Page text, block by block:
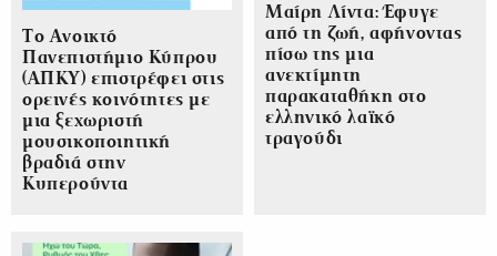
Το Ανοικτό
Πανεπιστήμιο Κύπρου
(ΑΠΚΥ) επιστρέφει στις
ορεινές κοινότητες με
μια ξεχωριστή
μουσικοποιητική
βραδιά στην
Κυπερούντα
Μαίρη Λίντα: Έφυγε
από τη ζωή, αφήνοντας
πίσω της μια
ανεκτίμητη
παρακαταθήκη στο
ελληνικό λαϊκό
τραγούδι